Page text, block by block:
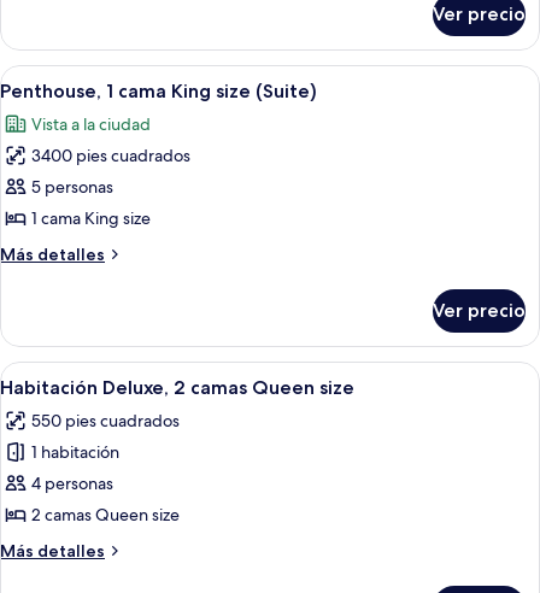
View)
Premier
(Stadium
View)
Ver precio
Abrir
todas
las
fotos
de
Penthouse,
1
cama
size
(Suite)
Una sala de estar moderna con un
13
Penthouse, 1 cama King size (Suite)
Vista a la ciudad
3400 pies cuadrados
5 personas
1 cama King size
Más detalles
Más
1
cama
King
(Suite)
Ver precio
Abrir
todas
las
fotos
de
Habitación
Deluxe,
2
Una habitación de hotel con dos
4
Habitación Deluxe, 2 camas Queen size
550 pies cuadrados
1 habitación
4 personas
2 camas Queen size
Más detalles
Más